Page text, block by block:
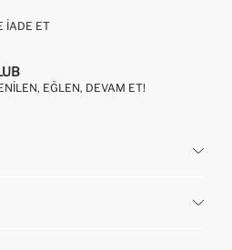
IADE ET
EĞLEN, DEVAM ET!